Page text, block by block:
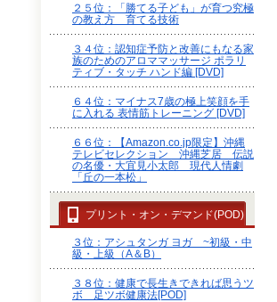
２５位：「勝てる子ども」が育つ究極
の教え方 育てる技術
３４位：認知症予防と改善にもなる家
族のためのアロママッサージ ポラリ
ティブ・タッチ ハンド編 [DVD]
６４位：マイナス7歳の極上笑顔を手
に入れる 表情筋トレーニング [DVD]
６６位：【Amazon.co.jp限定】沖縄
テレビセレクション 沖縄芝居 伝説
の名優・大宜見小太郎 現代人情劇
「丘の一本松」
プリント・オン・デマンド(POD)
３位：アシュタンガ ヨガ ~初級・中
級・上級（A＆B）
３８位：健康で長生きできれば思うツ
ボ 足ツボ健康法[POD]